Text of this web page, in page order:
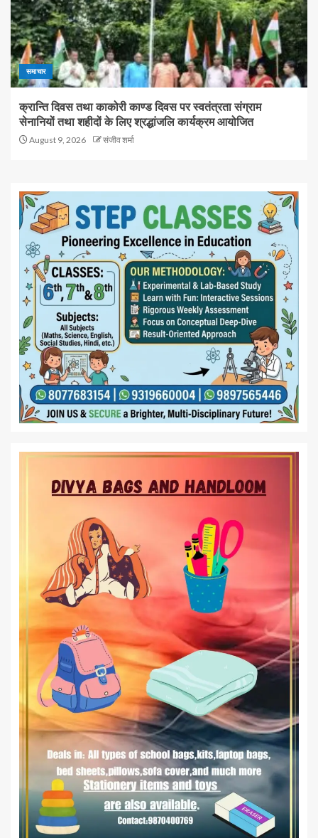
समाचार
क्रान्ति दिवस तथा काकोरी काण्ड दिवस पर स्वतंत्रता संग्राम
सेनानियों तथा शहीदों के लिए श्रद्धांजलि कार्यक्रम आयोजित
August 9, 2026 संजीव शर्मा